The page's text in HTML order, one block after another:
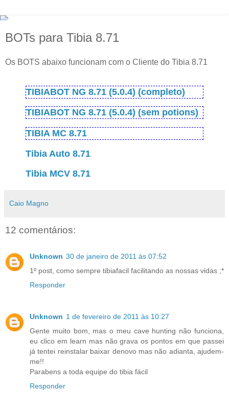
BOTs para Tibia 8.71
Os BOTS abaixo funcionam com o Cliente do Tibia 8.71
TIBIABOT NG 8.71 (5.0.4) (completo)
TIBIABOT NG 8.71 (5.0.4) (sem potions)
TIBIA MC 8.71
Tibia Auto 8.71
Tibia MCV 8.71
Caio Magno
12 comentários:
Unknown 30 de janeiro de 2011 às 07:52
1º post, como sempre tibiafacil facilitando as nossas vidas ;*
Responder
Unknown 1 de fevereiro de 2011 às 10:27
Gente muito bom, mas o meu cave hunting não funciona,
eu clico em learn mas não grava os pontos em que passei
já tentei reinstalar baixar denovo mas não adianta, ajudem-
me!!
Parabens a toda equipe do tibia fácil
Responder